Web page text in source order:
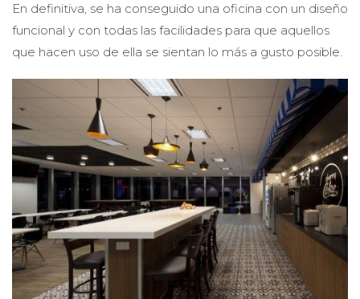
En definitiva, se ha conseguido una oficina con un diseño
funcional y con todas las facilidades para que aquellos
que hacen uso de ella se sientan lo más a gusto posible.